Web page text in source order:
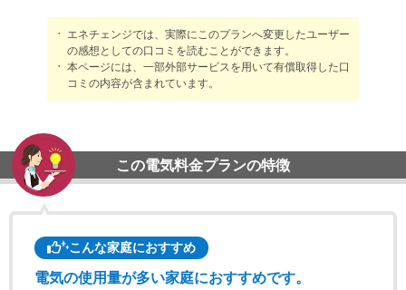
エネチェンジでは、実際にこのプランへ変更したユーザー
の感想としての口コミを読むことができます。
本ページには、一部外部サービスを用いて有償取得した口
コミの内容が含まれています。
この電気料金プランの特徴
こんな家庭におすすめ
電気の使用量が多い家庭におすすめです。